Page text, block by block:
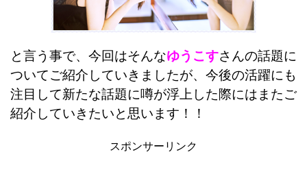
と言う事で、今回はそんなゆうこすさんの話題に
ついてご紹介していきましたが、今後の活躍にも
注目して新たな話題に噂が浮上した際にはまたご
紹介していきたいと思います！！
スポンサーリンク